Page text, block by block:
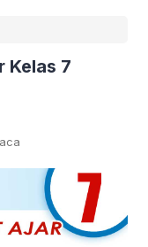
Kelas 7